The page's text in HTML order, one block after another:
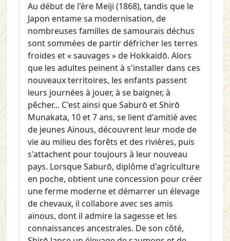
Au début de l'ère Meiji (1868), tandis que le
Japon entame sa modernisation, de
nombreuses familles de samouraïs déchus
sont sommées de partir défricher les terres
froides et « sauvages » de Hokkaidō. Alors
que les adultes peinent à s'installer dans ces
nouveaux territoires, les enfants passent
leurs journées à jouer, à se baigner, à
pêcher... C'est ainsi que Saburō et Shirō
Munakata, 10 et 7 ans, se lient d'amitié avec
de jeunes Aïnous, découvrent leur mode de
vie au milieu des forêts et des rivières, puis
s'attachent pour toujours à leur nouveau
pays. Lorsque Saburō, diplôme d'agriculture
en poche, obtient une concession pour créer
une ferme moderne et démarrer un élevage
de chevaux, il collabore avec ses amis
aïnous, dont il admire la sagesse et les
connaissances ancestrales. De son côté,